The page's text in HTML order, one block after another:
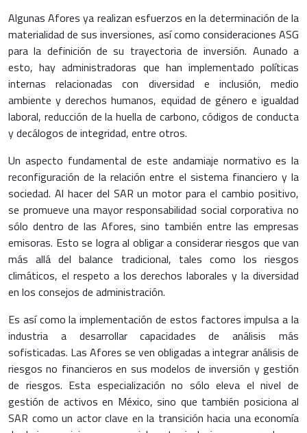
Algunas Afores ya realizan esfuerzos en la determinación de la
materialidad de sus inversiones, así como consideraciones ASG
para la definición de su trayectoria de inversión. Aunado a
esto, hay administradoras que han implementado políticas
internas relacionadas con diversidad e inclusión, medio
ambiente y derechos humanos, equidad de género e igualdad
laboral, reducción de la huella de carbono, códigos de conducta
y decálogos de integridad, entre otros.
Un aspecto fundamental de este andamiaje normativo es la
reconfiguración de la relación entre el sistema financiero y la
sociedad. Al hacer del SAR un motor para el cambio positivo,
se promueve una mayor responsabilidad social corporativa no
sólo dentro de las Afores, sino también entre las empresas
emisoras. Esto se logra al obligar a considerar riesgos que van
más allá del balance tradicional, tales como los riesgos
climáticos, el respeto a los derechos laborales y la diversidad
en los consejos de administración.
Es así como la implementación de estos factores impulsa a la
industria a desarrollar capacidades de análisis más
sofisticadas. Las Afores se ven obligadas a integrar análisis de
riesgos no financieros en sus modelos de inversión y gestión
de riesgos. Esta especialización no sólo eleva el nivel de
gestión de activos en México, sino que también posiciona al
SAR como un actor clave en la transición hacia una economía